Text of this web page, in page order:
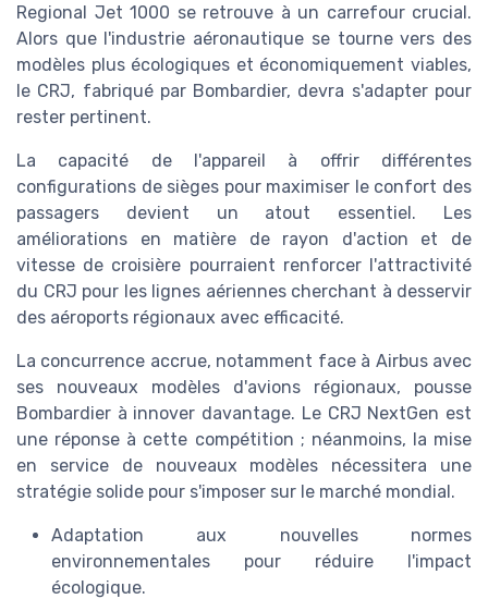
Regional Jet 1000 se retrouve à un carrefour crucial.
Alors que l'industrie aéronautique se tourne vers des
modèles plus écologiques et économiquement viables,
le CRJ, fabriqué par Bombardier, devra s'adapter pour
rester pertinent.
La capacité de l'appareil à offrir différentes
configurations de sièges pour maximiser le confort des
passagers devient un atout essentiel. Les
améliorations en matière de rayon d'action et de
vitesse de croisière pourraient renforcer l'attractivité
du CRJ pour les lignes aériennes cherchant à desservir
des aéroports régionaux avec efficacité.
La concurrence accrue, notamment face à Airbus avec
ses nouveaux modèles d'avions régionaux, pousse
Bombardier à innover davantage. Le CRJ NextGen est
une réponse à cette compétition ; néanmoins, la mise
en service de nouveaux modèles nécessitera une
stratégie solide pour s'imposer sur le marché mondial.
Adaptation aux nouvelles normes
environnementales pour réduire l'impact
écologique.